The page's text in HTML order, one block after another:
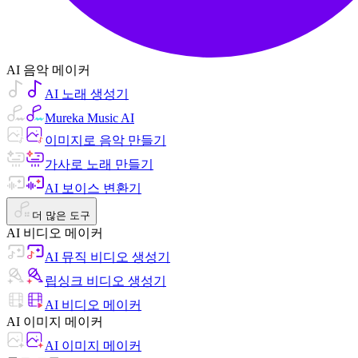
AI 음악 메이커
AI 노래 생성기
Mureka Music AI
이미지로 음악 만들기
가사로 노래 만들기
AI 보이스 변환기
더 많은 도구
AI 비디오 메이커
AI 뮤직 비디오 생성기
립싱크 비디오 생성기
AI 비디오 메이커
AI 이미지 메이커
AI 이미지 메이커